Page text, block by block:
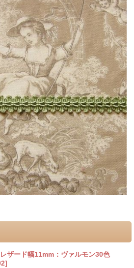
レザード幅11mm：ヴァルモン30色
]